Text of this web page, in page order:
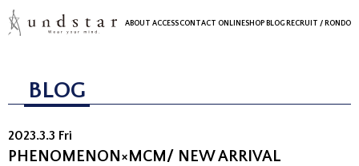
ABOUT ACCESSCONTACT ONLINESHOP BLOG RECRUIT / RONDO
BLOG
2023.3.3 Fri
PHENOMENON×MCM/ NEW ARRIVAL